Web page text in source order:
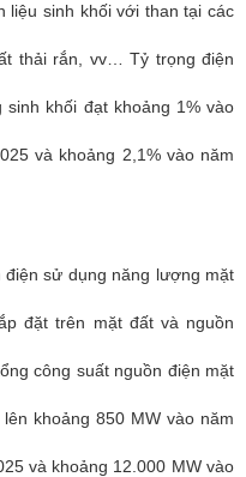
liệu sinh khối với than tại các
thải rắn, vv… Tỷ trọng điện
khối đạt khoảng 1% vào
và khoảng 2,1% vào năm
sử dụng năng lượng mặt
đặt trên mặt đất và nguồn
công suất nguồn điện mặt
khoảng 850 MW vào năm
và khoảng 12.000 MW vào